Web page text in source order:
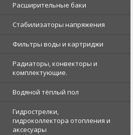
Расширительные баки
Стабилизаторы напряжения
Фильтры воды и картриджи
Радиаторы, конвекторы и
комплектующие.
Водяной тёплый пол
Гидрострелки,
гидроколлектора отопления и
аксесуары